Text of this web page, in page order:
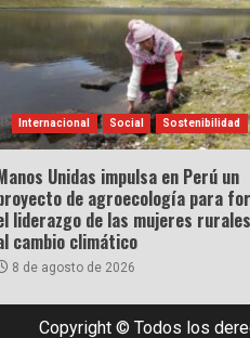
Internacional Social Sostenibilidad
Unidas impulsa en Perú un
de agroecología para
liderazgo de las mujeres
cambio climático
8 de agosto de 2026
Copyright © Todos los